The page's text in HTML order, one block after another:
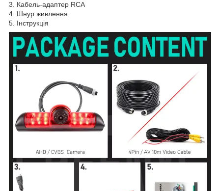
3. Кабель-адаптер RCA
4. Шнур живлення
5. Інструкція